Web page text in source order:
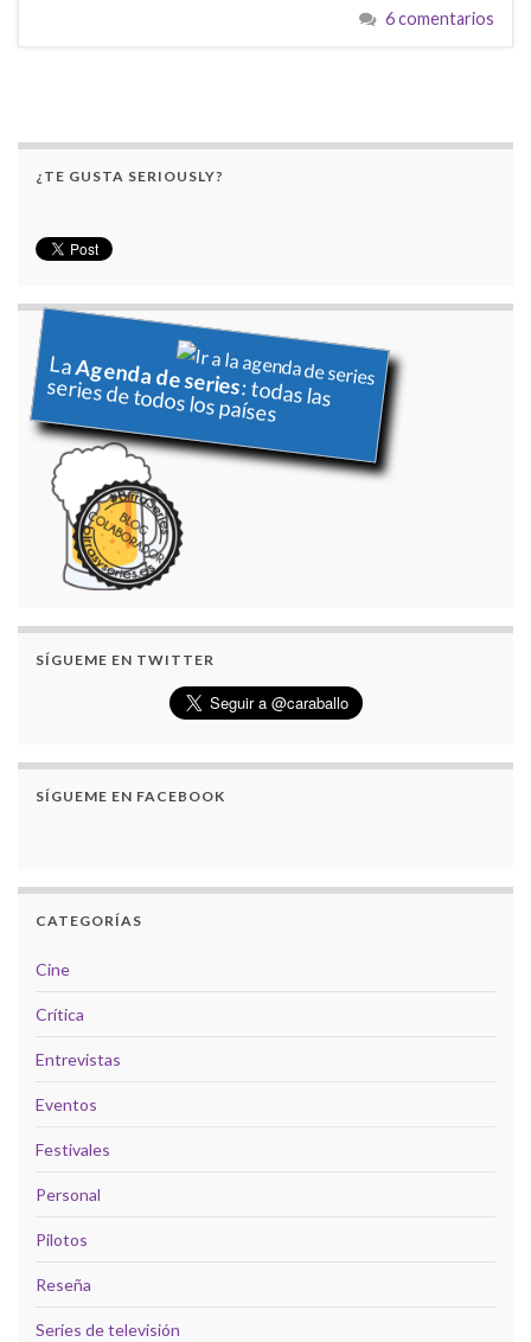
6 comentarios
¿TE GUSTA SERIOUSLY?
LaAgenda de series: todas las
series de todos los países
SÍGUEME EN TWITTER
SÍGUEME EN FACEBOOK
CATEGORÍAS
Cine
Crítica
Entrevistas
Eventos
Festivales
Personal
Pilotos
Reseña
Series de televisión